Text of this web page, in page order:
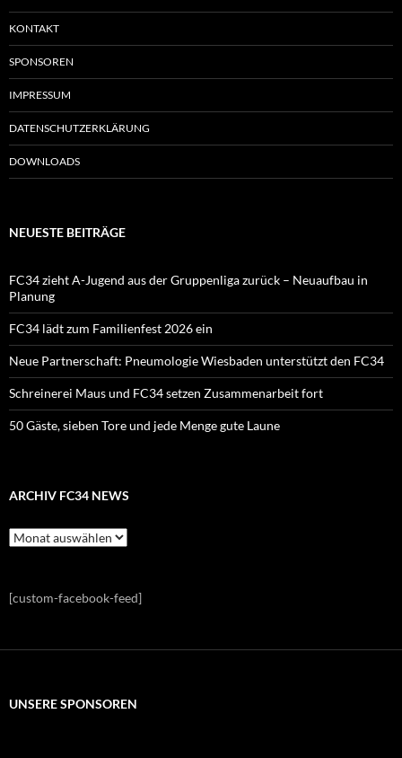
KONTAKT
SPONSOREN
IMPRESSUM
DATENSCHUTZERKLÄRUNG
DOWNLOADS
NEUESTE BEITRÄGE
FC34 zieht A-Jugend aus der Gruppenliga zurück – Neuaufbau in
Planung
FC34 lädt zum Familienfest 2026 ein
Neue Partnerschaft: Pneumologie Wiesbaden unterstützt den FC34
Schreinerei Maus und FC34 setzen Zusammenarbeit fort
50 Gäste, sieben Tore und jede Menge gute Laune
ARCHIV FC34 NEWS
Archiv
FC34
[custom-facebook-feed]
UNSERE SPONSOREN